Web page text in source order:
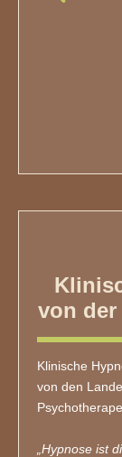
von der
Klinische
von den
„Hypnose ist